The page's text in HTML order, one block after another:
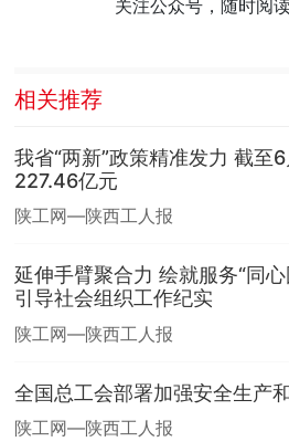
关注公众号，随时阅
相关推荐
我省“两新”政策精准发力 截至
227.46亿元
陕工网—陕西工人报
延伸手臂聚合力 绘就服务“同
引导社会组织工作纪实
陕工网—陕西工人报
全国总工会部署加强安全生产
陕工网—陕西工人报